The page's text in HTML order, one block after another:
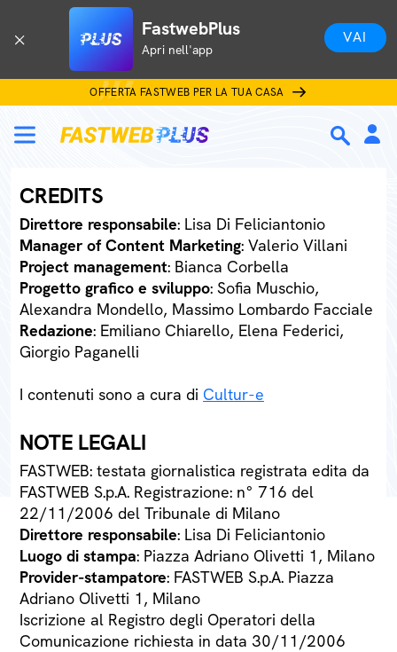
FastwebPlus
Apri nell'app
VAI
OFFERTA FASTWEB PER LA TUA CASA
CREDITS
Direttore responsabile: Lisa Di Feliciantonio
Manager of Content Marketing: Valerio Villani
Project management: Bianca Corbella
Progetto grafico e sviluppo: Sofia Muschio,
Alexandra Mondello, Massimo Lombardo Facciale
Redazione: Emiliano Chiarello, Elena Federici,
Giorgio Paganelli
I contenuti sono a cura di Cultur-e
NOTE LEGALI
FASTWEB: testata giornalistica registrata edita da
FASTWEB S.p.A. Registrazione: n° 716 del
22/11/2006 del Tribunale di Milano
Direttore responsabile: Lisa Di Feliciantonio
Luogo di stampa: Piazza Adriano Olivetti 1, Milano
Provider-stampatore: FASTWEB S.p.A. Piazza
Adriano Olivetti 1, Milano
Iscrizione al Registro degli Operatori della
Comunicazione richiesta in data 30/11/2006